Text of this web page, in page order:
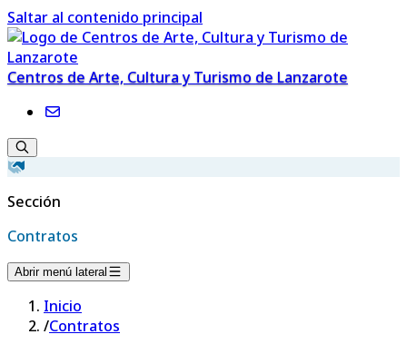
Saltar al contenido principal
Centros de Arte, Cultura y Turismo de Lanzarote
Sección
Contratos
Abrir menú lateral
Inicio
/Contratos